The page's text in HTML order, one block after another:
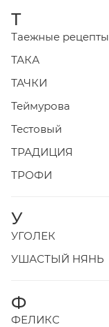
Т
Таежные рецепты
ТАКА
ТАЧКИ
Теймурова
Тестовый
ТРАДИЦИЯ
ТРОФИ
У
УГОЛЕК
УШАСТЫЙ НЯНЬ
Ф
ФЕЛИКС